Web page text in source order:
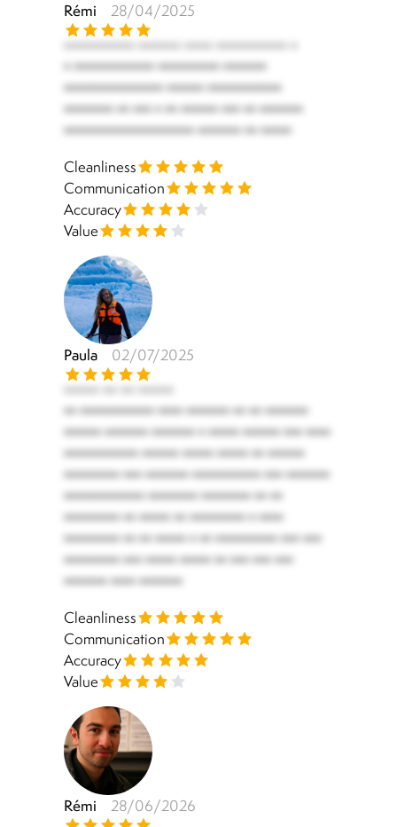
Rémi 28/04/2025
********** ****** **** ********** *
* ************* ********** *******
**************** ****** ************
******** ** *** * ** ****** *** ** *******
********************* ******* ** *****
Cleanliness
Communication
Accuracy
Value
Paula 02/07/2025
***** ** ** *****
** ************ **** ******* ** ** *******
****** ******* ******* * ***** ****** *** ****
************ ****** ***** ***** ** ******
********* *** ******* *********** *** *******
************* ******** ******** ** **
********* ** ***** ** ********* * ****
********* ** ** ***** * ** ********** *** ***
********* *** ***** ***** ** *** *** ***
******* **** *******
Cleanliness
Communication
Accuracy
Value
Rémi 28/06/2026